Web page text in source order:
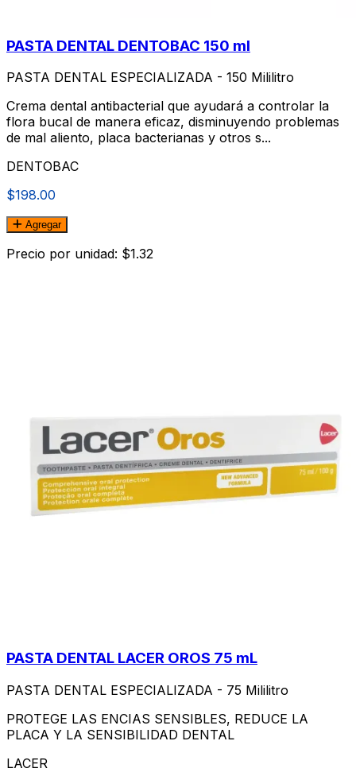
PASTA DENTAL DENTOBAC 150 ml
PASTA DENTAL ESPECIALIZADA - 150 Mililitro
Crema dental antibacterial que ayudará a controlar la
flora bucal de manera eficaz, disminuyendo problemas
de mal aliento, placa bacterianas y otros s...
DENTOBAC
$198.00
Agregar
Precio por unidad: $1.32
PASTA DENTAL LACER OROS 75 mL
PASTA DENTAL ESPECIALIZADA - 75 Mililitro
PROTEGE LAS ENCIAS SENSIBLES, REDUCE LA
PLACA Y LA SENSIBILIDAD DENTAL
LACER